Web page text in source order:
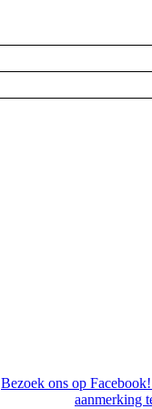
Bezoek ons op
aanmerking